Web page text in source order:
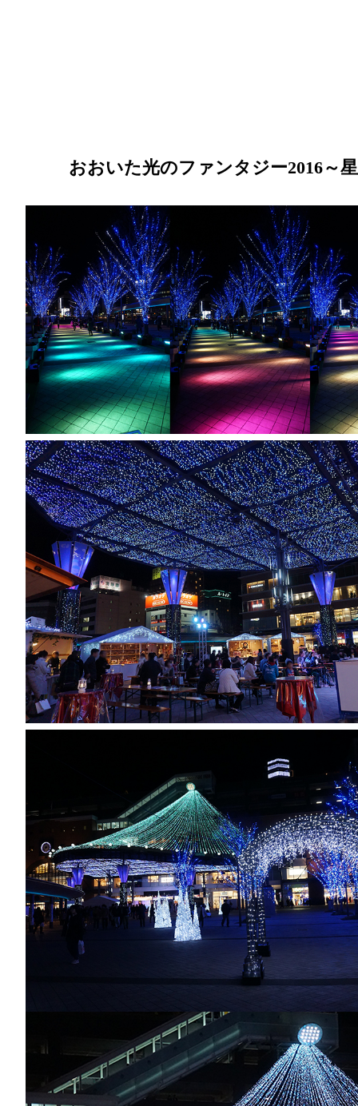
おおいた光のファンタジー2016～